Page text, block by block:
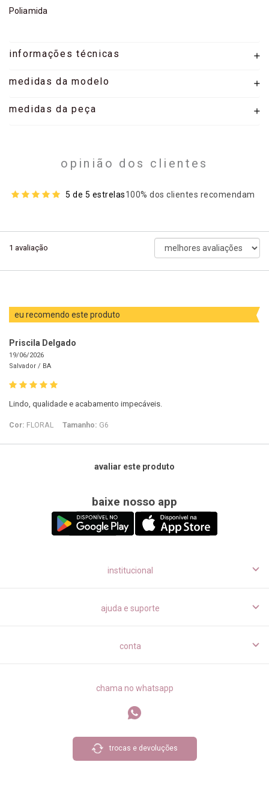
Poliamida
informações técnicas
medidas da modelo
medidas da peça
opinião dos clientes
5 de 5 estrelas100% dos clientes recomendam
1 avaliação
ordenar
avaliações
eu recomendo este produto
Priscila Delgado
19/06/2026
Salvador / BA
Lindo, qualidade e acabamento impecáveis.
Cor: FLORAL Tamanho: G6
avaliar este produto
baixe nosso app
institucional
ajuda e suporte
conta
chama no whatsapp
trocas e devoluções